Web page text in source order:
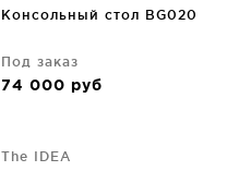
Консольный стол BG020
Под заказ
74 000 руб
The IDEA